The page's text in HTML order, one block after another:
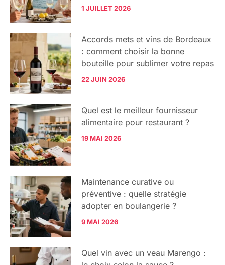
1 JUILLET 2026
Accords mets et vins de Bordeaux
: comment choisir la bonne
bouteille pour sublimer votre repas
22 JUIN 2026
Quel est le meilleur fournisseur
alimentaire pour restaurant ?
19 MAI 2026
Maintenance curative ou
préventive : quelle stratégie
adopter en boulangerie ?
9 MAI 2026
Quel vin avec un veau Marengo :